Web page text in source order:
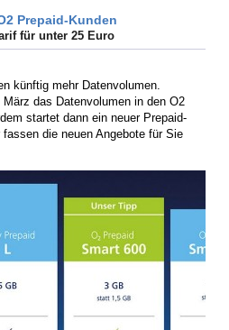
Prepaid-Kunden
für unter 25 Euro
künftig mehr Datenvolumen.
das Datenvolumen in den O2
startet dann ein neuer Prepaid-
die neuen Angebote für Sie